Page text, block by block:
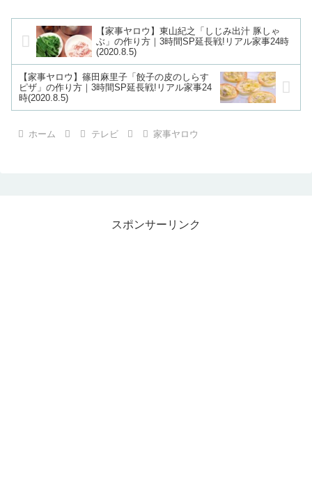
【家事ヤロウ】東山紀之「しじみ出汁 豚しゃ
ぶ」の作り方｜3時間SP延長戦!リアル家事24時
(2020.8.5)
【家事ヤロウ】篠田麻里子「餃子の皮のしらす
ピザ」の作り方｜3時間SP延長戦!リアル家事24
時(2020.8.5)
ホーム テレビ 家事ヤロウ
スポンサーリンク